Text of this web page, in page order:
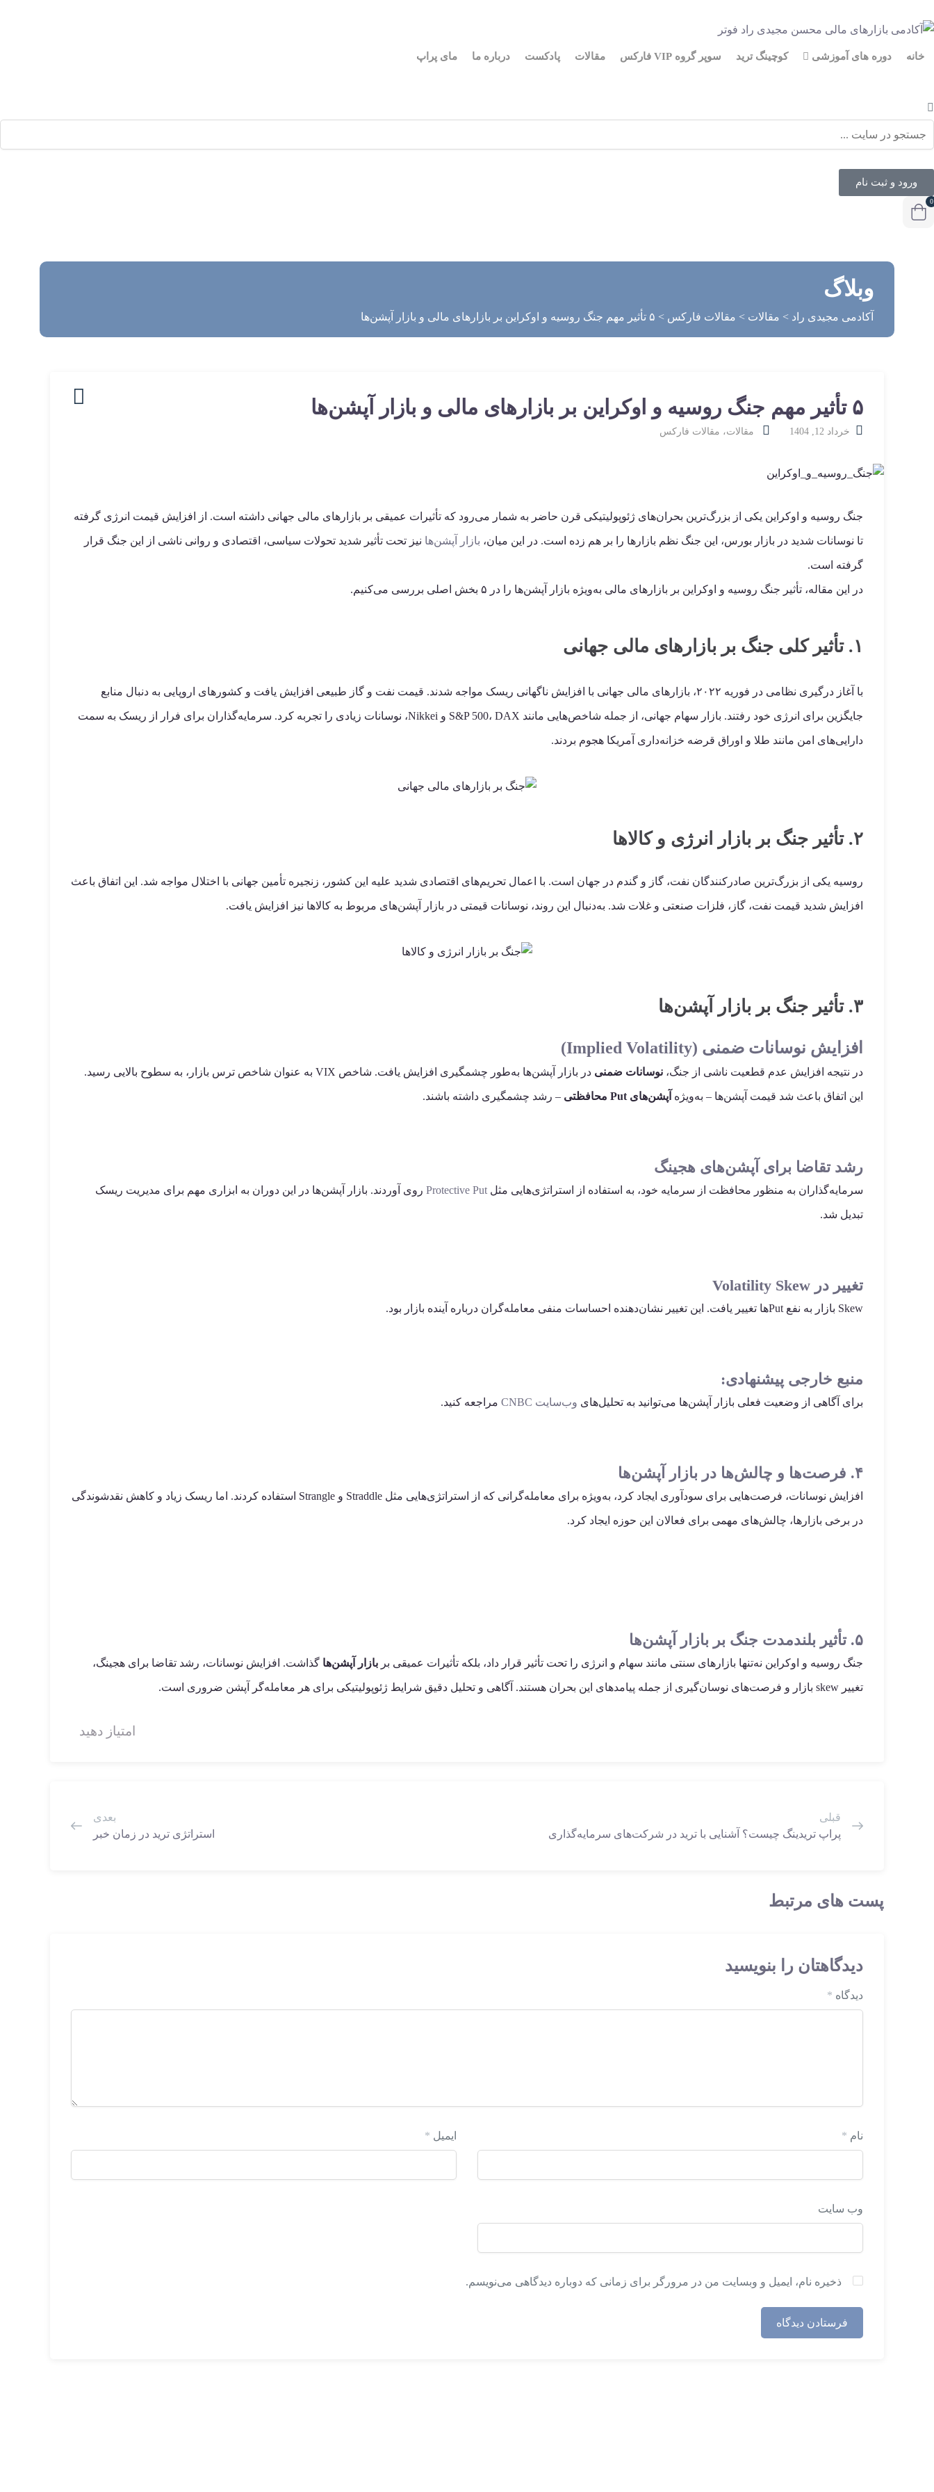
خانه دوره های آموزشی کوچینگ ترید سوپر گروه VIP فارکس مقالات پادکست درباره ما مای پراپ
ورود و ثبت نام
0
وبلاگ
آکادمی مجیدی راد > مقالات > مقالات فارکس > ۵ تأثیر مهم جنگ روسیه و اوکراین بر بازارهای مالی و بازار آپشن‌ها
۵ تأثیر مهم جنگ روسیه و اوکراین بر بازارهای مالی و بازار آپشن‌ها
خرداد 12, 1404 مقالات، مقالات فارکس
جنگ روسیه و اوکراین یکی از بزرگ‌ترین بحران‌های ژئوپولیتیکی قرن حاضر به شمار می‌رود که تأثیرات عمیقی بر بازارهای مالی جهانی داشته است. از افزایش قیمت انرژی گرفته
تا نوسانات شدید در بازار بورس، این جنگ نظم بازارها را بر هم زده است. در این میان، بازار آپشن‌ها نیز تحت تأثیر شدید تحولات سیاسی، اقتصادی و روانی ناشی از این جنگ قرار
گرفته است.
در این مقاله، تأثیر جنگ روسیه و اوکراین بر بازارهای مالی به‌ویژه بازار آپشن‌ها را در ۵ بخش اصلی بررسی می‌کنیم.
۱. تأثیر کلی جنگ بر بازارهای مالی جهانی
با آغاز درگیری نظامی در فوریه ۲۰۲۲، بازارهای مالی جهانی با افزایش ناگهانی ریسک مواجه شدند. قیمت نفت و گاز طبیعی افزایش یافت و کشورهای اروپایی به دنبال منابع
جایگزین برای انرژی خود رفتند. بازار سهام جهانی، از جمله شاخص‌هایی مانند S&P 500، DAX و Nikkei، نوسانات زیادی را تجربه کرد. سرمایه‌گذاران برای فرار از ریسک به سمت
دارایی‌های امن مانند طلا و اوراق قرضه خزانه‌داری آمریکا هجوم بردند.
۲. تأثیر جنگ بر بازار انرژی و کالاها
روسیه یکی از بزرگ‌ترین صادرکنندگان نفت، گاز و گندم در جهان است. با اعمال تحریم‌های اقتصادی شدید علیه این کشور، زنجیره تأمین جهانی با اختلال مواجه شد. این اتفاق باعث
افزایش شدید قیمت نفت، گاز، فلزات صنعتی و غلات شد. به‌دنبال این روند، نوسانات قیمتی در بازار آپشن‌های مربوط به کالاها نیز افزایش یافت.
۳. تأثیر جنگ بر بازار آپشن‌ها
افزایش نوسانات ضمنی (Implied Volatility)
در نتیجه افزایش عدم قطعیت ناشی از جنگ، نوسانات ضمنی در بازار آپشن‌ها به‌طور چشمگیری افزایش یافت. شاخص VIX به عنوان شاخص ترس بازار، به سطوح بالایی رسید.
این اتفاق باعث شد قیمت آپشن‌ها – به‌ویژه آپشن‌های Put محافظتی – رشد چشمگیری داشته باشند.
رشد تقاضا برای آپشن‌های هجینگ
سرمایه‌گذاران به منظور محافظت از سرمایه خود، به استفاده از استراتژی‌هایی مثل Protective Put روی آوردند. بازار آپشن‌ها در این دوران به ابزاری مهم برای مدیریت ریسک
تبدیل شد.
تغییر در Volatility Skew
Skew بازار به نفع Putها تغییر یافت. این تغییر نشان‌دهنده احساسات منفی معامله‌گران درباره آینده بازار بود.
منبع خارجی پیشنهادی:
برای آگاهی از وضعیت فعلی بازار آپشن‌ها می‌توانید به تحلیل‌های وب‌سایت CNBC مراجعه کنید.
۴. فرصت‌ها و چالش‌ها در بازار آپشن‌ها
افزایش نوسانات، فرصت‌هایی برای سودآوری ایجاد کرد، به‌ویژه برای معامله‌گرانی که از استراتژی‌هایی مثل Straddle و Strangle استفاده کردند. اما ریسک زیاد و کاهش نقدشوندگی
در برخی بازارها، چالش‌های مهمی برای فعالان این حوزه ایجاد کرد.
۵. تأثیر بلندمدت جنگ بر بازار آپشن‌ها
جنگ روسیه و اوکراین نه‌تنها بازارهای سنتی مانند سهام و انرژی را تحت تأثیر قرار داد، بلکه تأثیرات عمیقی بر بازار آپشن‌ها گذاشت. افزایش نوسانات، رشد تقاضا برای هجینگ،
تغییر skew بازار و فرصت‌های نوسان‌گیری از جمله پیامدهای این بحران هستند. آگاهی و تحلیل دقیق شرایط ژئوپولیتیکی برای هر معامله‌گر آپشن ضروری است.
امتیاز دهید
قبلی
پراپ تریدینگ چیست؟ آشنایی با ترید در شرکت‌های سرمایه‌گذاری
بعدی
استراتژی ترید در زمان خبر
پست های مرتبط
دیدگاهتان را بنویسید
دیدگاه *
نام * ایمیل *
وب‌ سایت
ذخیره نام، ایمیل و وبسایت من در مرورگر برای زمانی که دوباره دیدگاهی می‌نویسم.